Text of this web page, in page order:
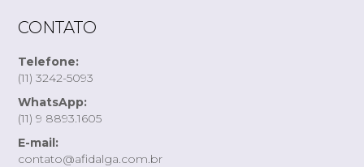
CONTATO
Telefone:
(11) 3242-5093
WhatsApp:
(11) 9 8893.1605
E-mail:
contato@afidalga.com.br